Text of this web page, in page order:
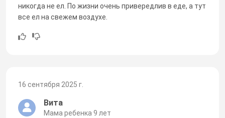
никогда не ел. По жизни очень привередлив в еде, а тут
все ел на свежем воздухе.
16 сентября 2025 г.
Вита
Мама ребенка 9 лет